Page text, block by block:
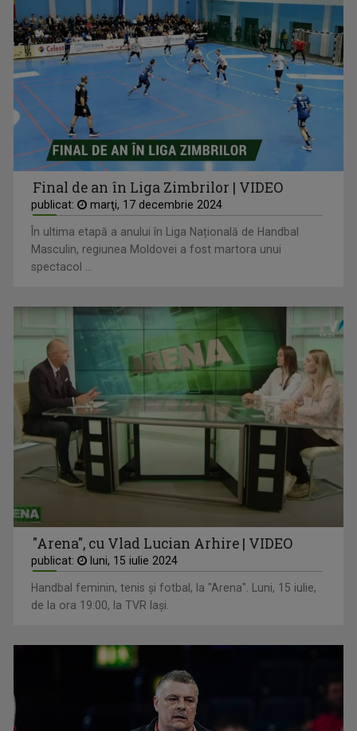
Final de an în Liga Zimbrilor | VIDEO
publicat: marţi, 17 decembrie 2024
În ultima etapă a anului în Liga Națională de Handbal
Masculin, regiunea Moldovei a fost martora unui
spectacol ...
"Arena", cu Vlad Lucian Arhire | VIDEO
publicat: luni, 15 iulie 2024
Handbal feminin, tenis și fotbal, la "Arena". Luni, 15 iulie,
de la ora 19:00, la TVR Iași.